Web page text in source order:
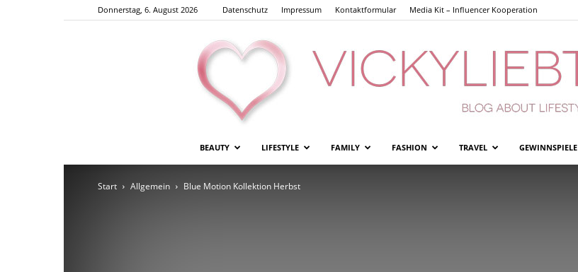
Donnerstag, 6. August 2026 Datenschutz Impressum Kontaktformular Media Kit – Influencer Kooperation
BEAUTY LIFESTYLE FAMILY FASHION TRAVEL GEWINNSPIELE
Start Allgemein Blue Motion Kollektion Herbst